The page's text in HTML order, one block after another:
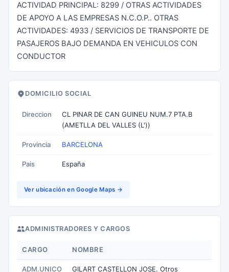
ACTIVIDAD PRINCIPAL: 8299 / OTRAS ACTIVIDADES
DE APOYO A LAS EMPRESAS N.C.O.P.. OTRAS
ACTIVIDADES: 4933 / SERVICIOS DE TRANSPORTE DE
PASAJEROS BAJO DEMANDA EN VEHICULOS CON
CONDUCTOR
DOMICILIO SOCIAL
Direccion
CL PINAR DE CAN GUINEU NUM.7 PTA.B
(AMETLLA DEL VALLES (L'))
Provincia BARCELONA
Pais España
Ver ubicación en Google Maps →
ADMINISTRADORES Y CARGOS
CARGO NOMBRE
ADM.UNICO
GILART CASTELLON JOSE. Otros